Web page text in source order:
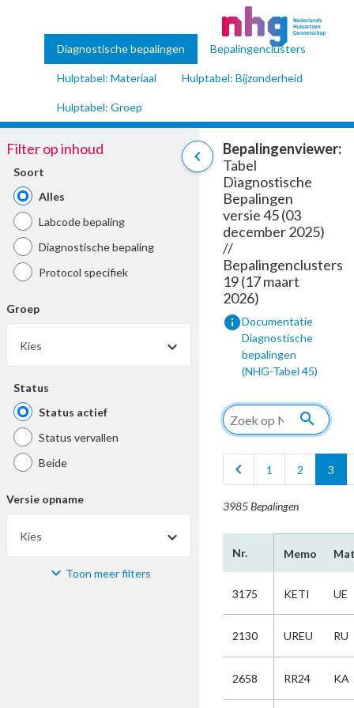
Diagnostische bepalingen Bepalingenclusters
Hulptabel: Materiaal Hulptabel: Bijzonderheid
Hulptabel: Groep
chevron_left
Filter op inhoud
Soort
Alles
Labcode bepaling
Diagnostische bepaling
Protocol specifiek
Groep
Kies
Status
Status actief
Status vervallen
Beide
Versie opname
Kies
Materiaal Toon meer filters
Bepalingenviewer:
Tabel
Diagnostische
Bepalingen
versie 45 (03
december 2025)
//
Bepalingenclusters
19 (17 maart
2026)
infoDocumentatie
Diagnostische
bepalingen
(NHG-Tabel 45)
search
chevron_left 1 2 3
3985 Bepalingen
Nr. Memo
3175 KETI UE
2130 UREU RU
2658 RR24 KA